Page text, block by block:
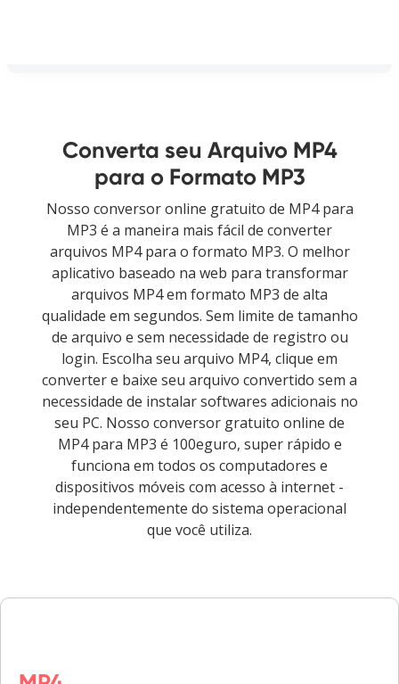
Converta seu Arquivo MP4
para o Formato MP3
Nosso conversor online gratuito de MP4 para
MP3 é a maneira mais fácil de converter
arquivos MP4 para o formato MP3. O melhor
aplicativo baseado na web para transformar
arquivos MP4 em formato MP3 de alta
qualidade em segundos. Sem limite de tamanho
de arquivo e sem necessidade de registro ou
login. Escolha seu arquivo MP4, clique em
converter e baixe seu arquivo convertido sem a
necessidade de instalar softwares adicionais no
seu PC. Nosso conversor gratuito online de
MP4 para MP3 é 100eguro, super rápido e
funciona em todos os computadores e
dispositivos móveis com acesso à internet -
independentemente do sistema operacional
que você utiliza.